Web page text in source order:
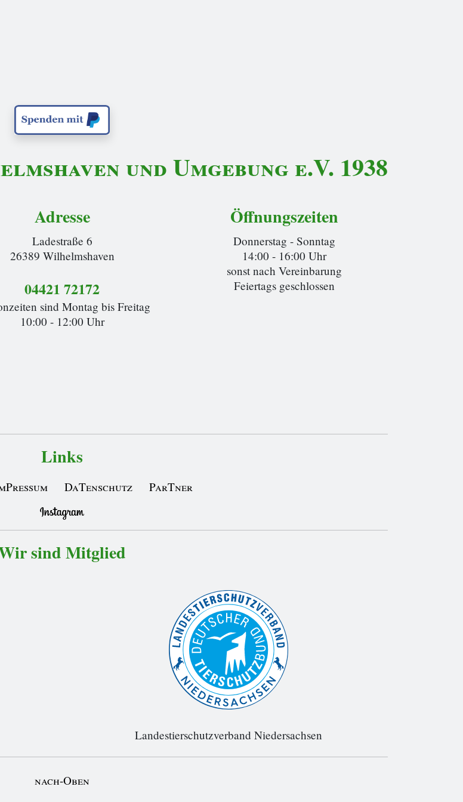
und Umgebung e.V. 1938
Adresse
Ladestraße 6
26389 Wilhelmshaven
04421 72172
sind Montag bis Freitag
10:00 - 12:00 Uhr
Öffnungszeiten
Donnerstag - Sonntag
14:00 - 16:00 Uhr
sonst nach Vereinbarung
Feiertags geschlossen
Links
DaTenschutz ParTner
sind Mitglied
Landestierschutzverband Niedersachsen
nach-Oben